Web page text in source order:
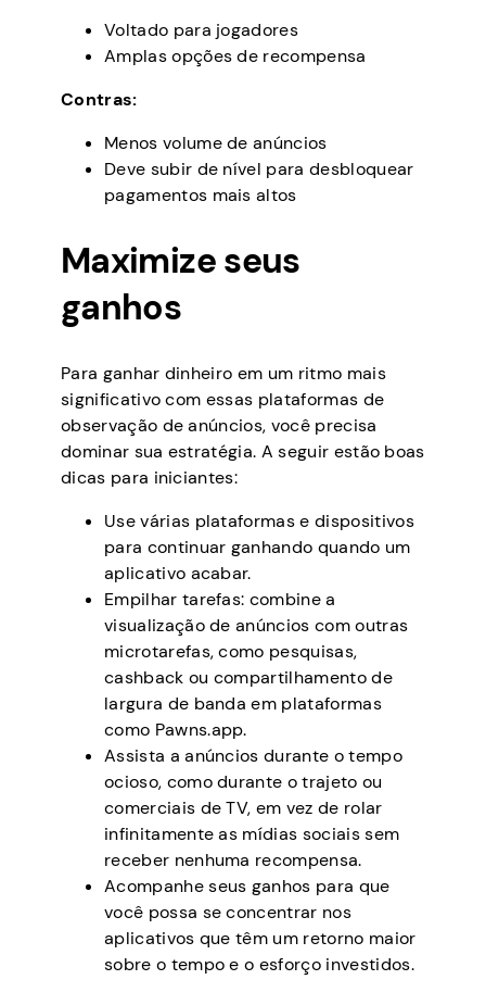
Voltado para jogadores
Amplas opções de recompensa
Contras:
Menos volume de anúncios
Deve subir de nível para desbloquear
pagamentos mais altos
Maximize seus
ganhos
Para ganhar dinheiro em um ritmo mais
significativo com essas plataformas de
observação de anúncios, você precisa
dominar sua estratégia. A seguir estão boas
dicas para iniciantes:
Use várias plataformas e dispositivos
para continuar ganhando quando um
aplicativo acabar.
Empilhar tarefas: combine a
visualização de anúncios com outras
microtarefas, como pesquisas,
cashback ou compartilhamento de
largura de banda em plataformas
como Pawns.app.
Assista a anúncios durante o tempo
ocioso, como durante o trajeto ou
comerciais de TV, em vez de rolar
infinitamente as mídias sociais sem
receber nenhuma recompensa.
Acompanhe seus ganhos para que
você possa se concentrar nos
aplicativos que têm um retorno maior
sobre o tempo e o esforço investidos.